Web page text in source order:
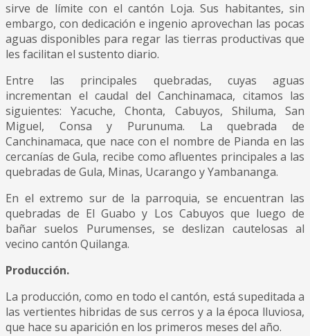
sirve de límite con el cantón Loja. Sus habitantes, sin
embargo, con dedicación e ingenio aprovechan las pocas
aguas disponibles para regar las tierras productivas que
les facilitan el sustento diario.
Entre las principales quebradas, cuyas aguas
incrementan el caudal del Canchinamaca, citamos las
siguientes: Yacuche, Chonta, Cabuyos, Shiluma, San
Miguel, Consa y Purunuma. La quebrada de
Canchinamaca, que nace con el nombre de Pianda en las
cercanías de Gula, recibe como afluentes principales a las
quebradas de Gula, Minas, Ucarango y Yambananga.
En el extremo sur de la parroquia, se encuentran las
quebradas de El Guabo y Los Cabuyos que luego de
bañar suelos Purumenses, se deslizan cautelosas al
vecino cantón Quilanga.
Producción.
La producción, como en todo el cantón, está supeditada a
las vertientes hibridas de sus cerros y a la época lluviosa,
que hace su aparición en los primeros meses del año.